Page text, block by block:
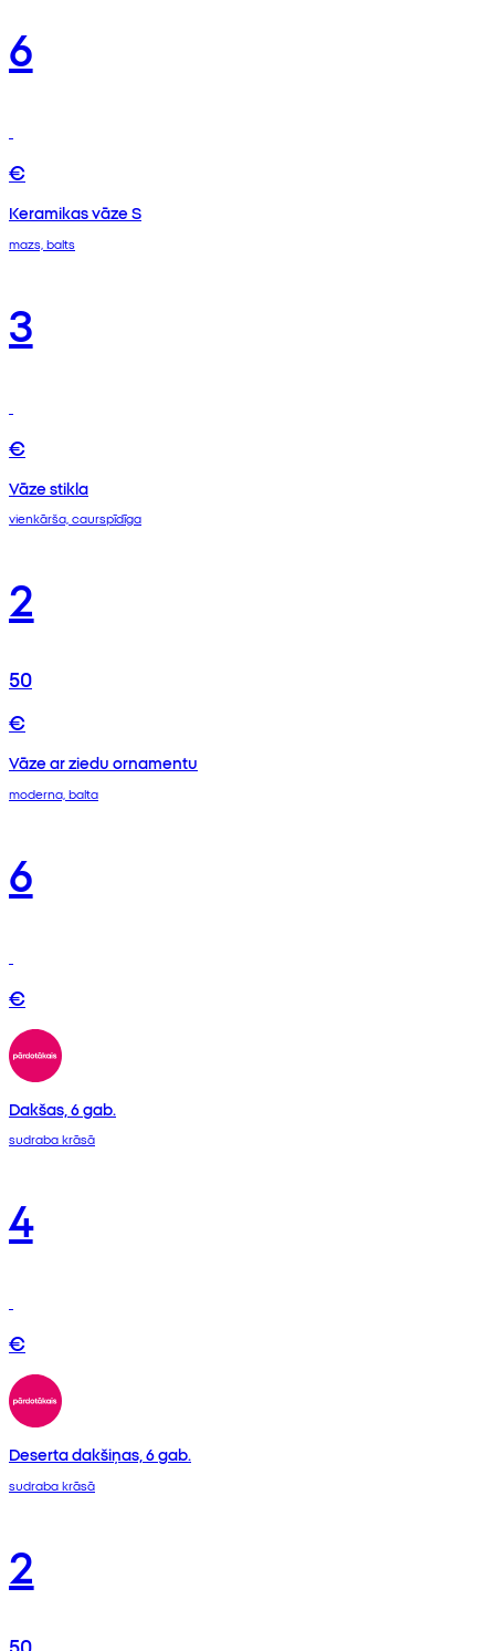
6
€
Keramikas vāze S
mazs, balts
3
€
Vāze stikla
vienkārša, caurspīdīga
2
50
€
Vāze ar ziedu ornamentu
moderna, balta
6
€
Dakšas, 6 gab.
sudraba krāsā
4
€
Deserta dakšiņas, 6 gab.
sudraba krāsā
2
50